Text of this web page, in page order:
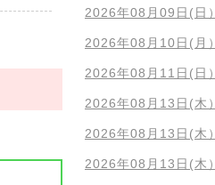
2026年08月09日(日）
2026年08月10日(月）
2026年08月11日(日）
2026年08月13日(木）
2026年08月13日(木）
2026年08月13日(木）